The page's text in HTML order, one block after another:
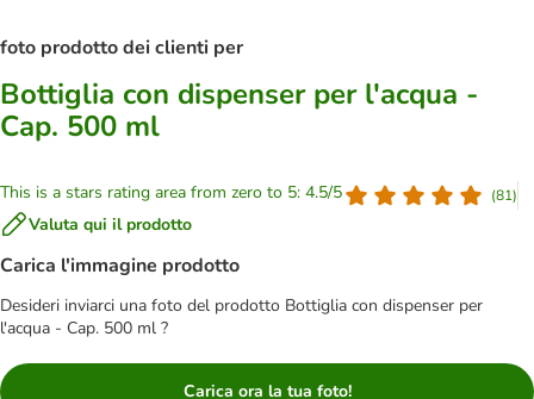
foto prodotto dei clienti per
Bottiglia con dispenser per l'acqua -
Cap. 500 ml
This is a stars rating area from zero to 5: 4.5/5 (81)
Valuta qui il prodotto
Carica l'immagine prodotto
Desideri inviarci una foto del prodotto Bottiglia con dispenser per
l'acqua - Cap. 500 ml ?
Carica ora la tua foto!